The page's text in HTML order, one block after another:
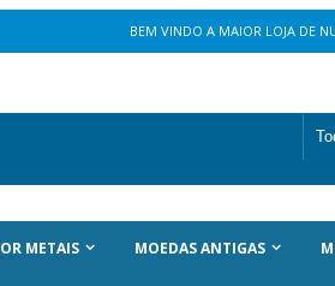
BEM VINDO A MAIOR LOJA DE
METAIS MOEDAS ANTIGAS